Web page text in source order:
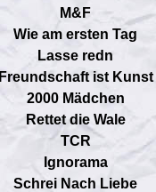
M&F
Wie am ersten Tag
Lasse redn
Freundschaft ist Kunst
2000 Mädchen
Rettet die Wale
TCR
Ignorama
Schrei Nach Liebe